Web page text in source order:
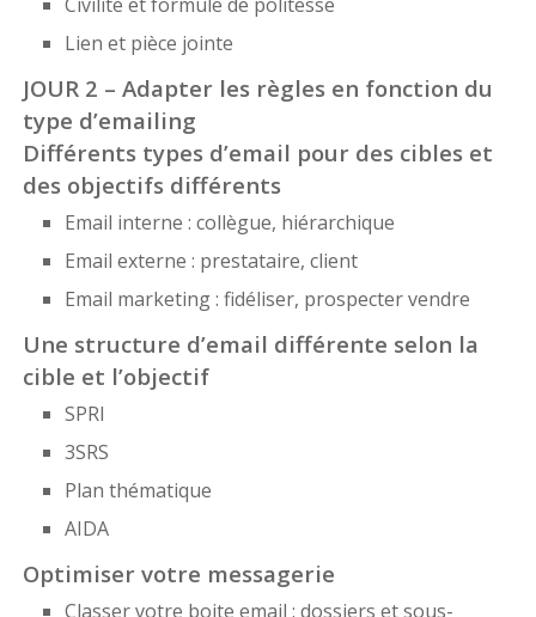
Civilité et formule de politesse
Lien et pièce jointe
JOUR 2 – Adapter les règles en fonction du
type d’emailing
Différents types d’email pour des cibles et
des objectifs différents
Email interne : collègue, hiérarchique
Email externe : prestataire, client
Email marketing : fidéliser, prospecter vendre
Une structure d’email différente selon la
cible et l’objectif
SPRI
3SRS
Plan thématique
AIDA
Optimiser votre messagerie
Classer votre boite email : dossiers et sous-